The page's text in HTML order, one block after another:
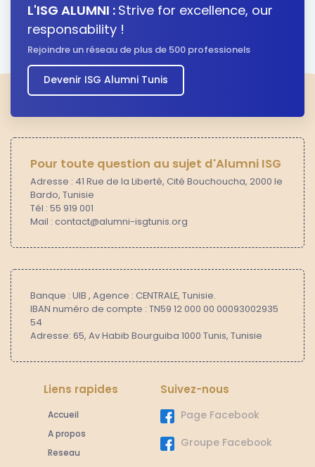
L'ISG ALUMNI : Strive for excellence, our
responsability !
Rejoindre un réseau de plus de 500 professionels
Devenir ISG Alumni Tunis
Pour toute question au sujet d'Alumni ISG
Adresse : 41 Rue de la Liberté, Cité Bouchoucha, 2000 le
Bardo, Tunisie
Tél : 55 919 001
Mail : contact@alumni-isgtunis.org
Banque : UIB , Agence : CENTRALE, Tunisie.
IBAN numéro de compte : TN59 12 000 00 00093002935
54
Adresse: 65, Av Habib Bourguiba 1000 Tunis, Tunisie
Liens rapides
Accueil
A propos
Reseau
Suivez-nous
Page Facebook
Groupe Facebook